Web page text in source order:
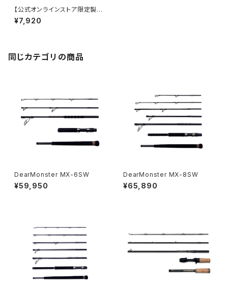
【公式オンラインストア限定製
品】MX-PROGRESS 30G (De
ar Monster)
¥7,920
同じカテゴリの商品
DearMonster MX-6SW
¥59,950
DearMonster MX-8SW
¥65,890